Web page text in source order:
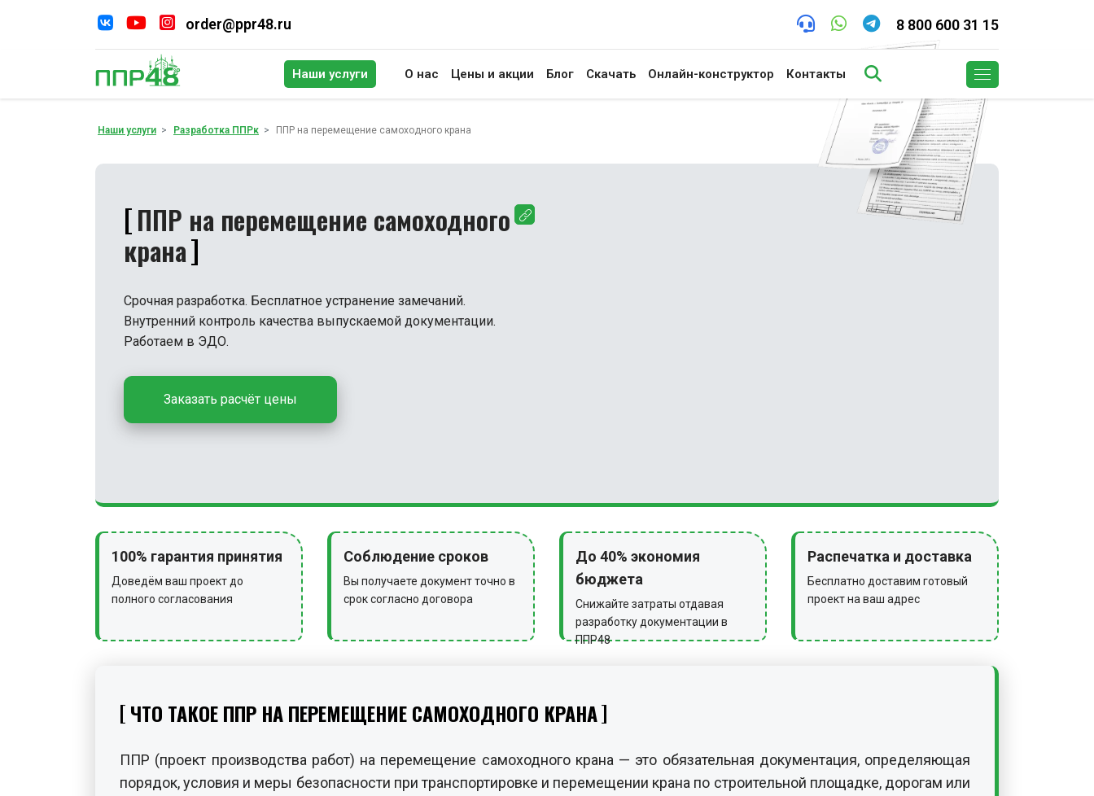
order@ppr48.ru 8 800 600 31 15
Наши услуги О нас Цены и акции Блог Скачать Онлайн-конструктор Контакты
Наши услуги Разработка ППРк ППР на перемещение самоходного крана
ППР на перемещение самоходного
крана
Срочная разработка. Бесплатное устранение замечаний.
Внутренний контроль качества выпускаемой документации.
Работаем в ЭДО.
Заказать расчёт цены
100% гарантия принятия
Доведём ваш проект до
полного согласования
Соблюдение сроков
Вы получаете документ точно в
срок согласно договора
До 40% экономия
бюджета
Снижайте затраты отдавая
разработку документации в
ППР48
Распечатка и доставка
Бесплатно доставим готовый
проект на ваш адрес
ЧТО ТАКОЕ ППР НА ПЕРЕМЕЩЕНИЕ САМОХОДНОГО КРАНА
ППР (проект производства работ) на перемещение самоходного крана — это обязательная документация, определяющая
порядок, условия и меры безопасности при транспортировке и перемещении крана по строительной площадке, дорогам или
Поиск